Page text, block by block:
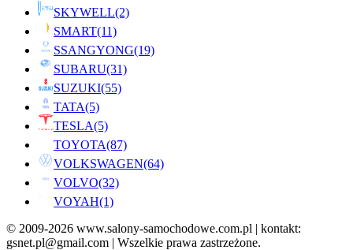
SKYWELL(2)
SMART(11)
SSANGYONG(19)
SUBARU(31)
SUZUKI(55)
TATA(5)
TESLA(5)
TOYOTA(87)
VOLKSWAGEN(64)
VOLVO(32)
VOYAH(1)
© 2009-2026 www.salony-samochodowe.com.pl | kontakt:
gsnet.pl@gmail.com | Wszelkie prawa zastrzeżone.